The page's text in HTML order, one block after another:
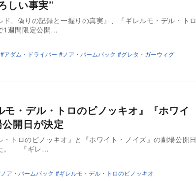
しい事実”
、偽りの記録と一握りの真実』、『ギレルモ・デル・トロ
1週間限定公開…
アダム・ドライバー ノア・バームバック
グレタ・ガーウィグ
・デル・トロのピノッキオ』『ホワイ
開日が決定
トロのピノッキオ』と『ホワイト・ノイズ』の劇場公開日
た。 『ギレ…
ノア・バームバック
ギレルモ・デル・トロのピノッキオ